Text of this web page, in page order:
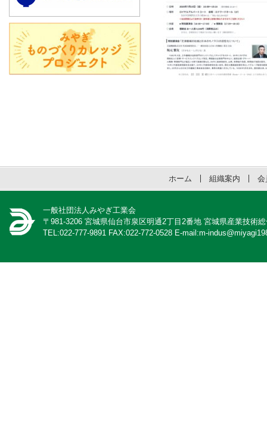
ホーム 組織案内 会
一般社団法人みやぎ工業会
〒981-3206 宮城県仙台市泉区明通2丁目2番地 宮城県産業技術
TEL:022-777-9891 FAX:022-772-0528 E-mail:m-